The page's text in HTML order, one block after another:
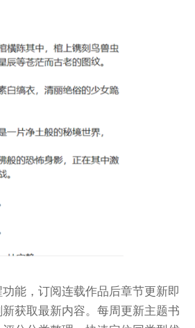
能，订阅连载作品后章节更新即
获取最新内容。每周更新主题书